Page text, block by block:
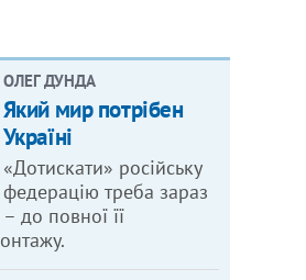
ОЛЕГ ДУНДА
Який мир потрібен
Україні
«Дотискати» російську
федерацію треба зараз
– до повної її